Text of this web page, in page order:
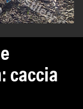
caccia